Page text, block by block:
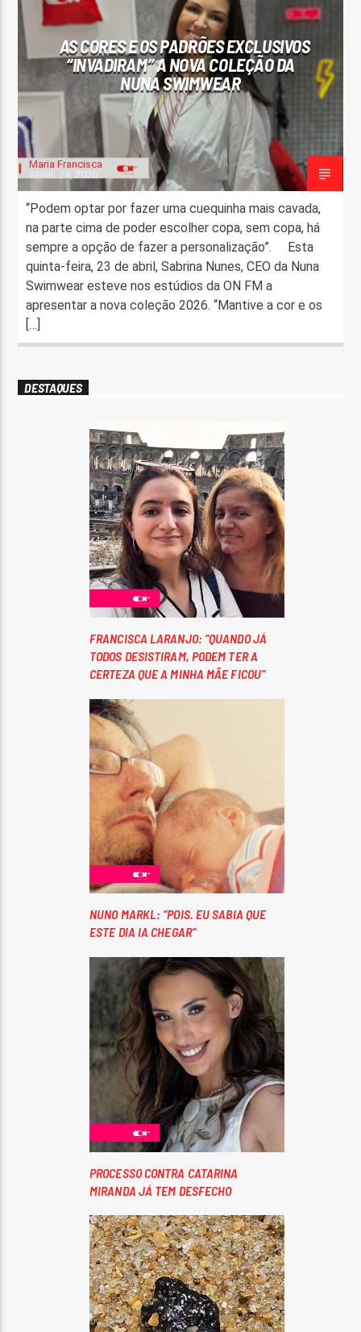
AS CORES E OS PADRÕES EXCLUSIVOS
“INVADIRAM” A NOVA COLEÇÃO DA
NUNA SWIMWEAR
Maria Francisca
“Podem optar por fazer uma cuequinha mais cavada,
na parte cima de poder escolher copa, sem copa, há
sempre a opção de fazer a personalização”. Esta
quinta-feira, 23 de abril, Sabrina Nunes, CEO da Nuna
Swimwear esteve nos estúdios da ON FM a
apresentar a nova coleção 2026. “Mantive a cor e os
[…]
DESTAQUES
FRANCISCA LARANJO: “QUANDO JÁ
TODOS DESISTIRAM, PODEM TER A
CERTEZA QUE A MINHA MÃE FICOU”
NUNO MARKL: “POIS. EU SABIA QUE
ESTE DIA IA CHEGAR”
PROCESSO CONTRA CATARINA
MIRANDA JÁ TEM DESFECHO